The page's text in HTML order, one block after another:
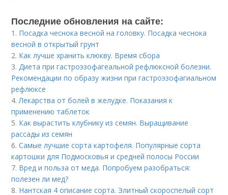
Последние обновления на сайте:
1. Посадка чеснока весной на головку. Посадка чеснока
весной в открытый грунт
2. Как лучше хранить клюкву. Время сбора
3.Диета при гастроэзофагеальной рефлюксной болезни.
Рекомендации по образу жизни при гастроэзофагиальном
рефлюксе
4.Лекарства от болей в желудке. Показания к
применению таблеток
5. Как вырастить клубнику из семян. Выращивание
рассады из семян
6.Самые лучшие сорта картофеля. Популярные сорта
картошки для Подмосковья и средней полосы России
7. Вред и польза от меда. Попробуем разобраться:
полезен ли мед?
8. Нантская 4 описание сорта. Элитный скороспелый сорт